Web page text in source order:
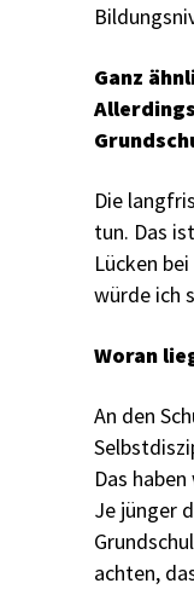
Ganz
Die
tun. Das
Lücken
würde ich
Woran
An den
Das
Je jünger
achten,